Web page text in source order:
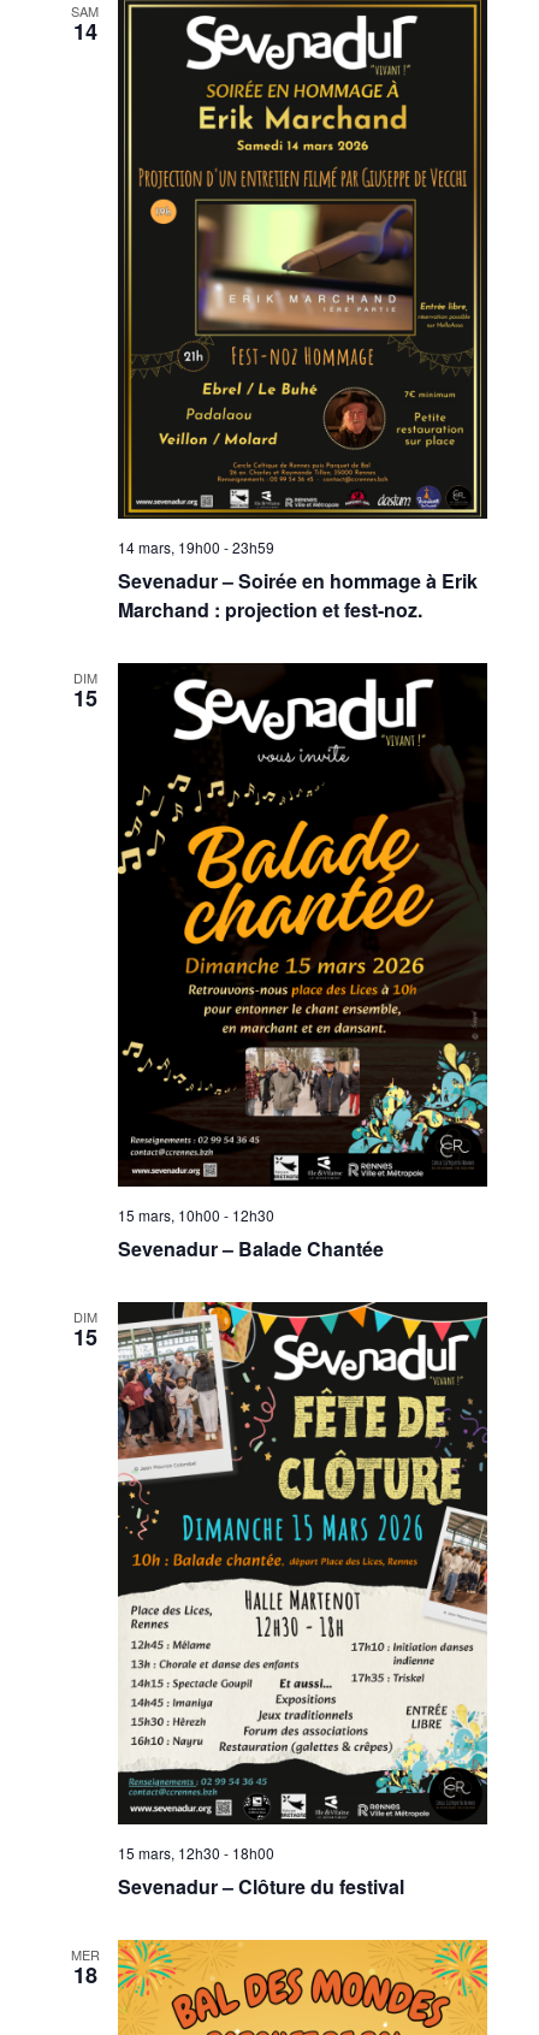
SAM
14
14 mars, 19h00 -23h59
Sevenadur – Soirée en hommage à Erik
Marchand : projection et fest-noz.
DIM
15
15 mars, 10h00 - 12h30
Sevenadur – Balade Chantée
DIM
15
15 mars, 12h30 - 18h00
Sevenadur – Clôture du festival
MER
18